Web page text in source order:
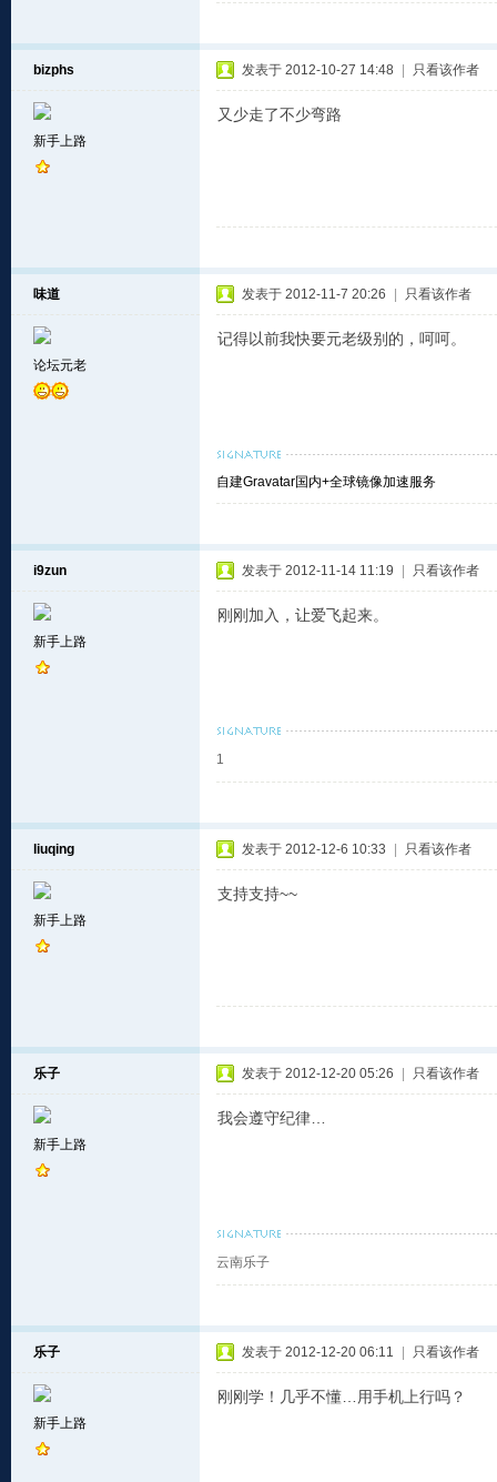
bizphs
新手上路
发表于 2012-10-27 14:48 只看该作者
又少走了不少弯路
味道
论坛元老
发表于 2012-11-7 20:26 只看该作者
记得以前我快要元老级别的，呵呵。
自建Gravatar国内+全球镜像加速服务
i9zun
新手上路
发表于 2012-11-14 11:19 只看该作者
刚刚加入，让爱飞起来。
1
liuqing
新手上路
发表于 2012-12-6 10:33 只看该作者
支持支持~~
乐子
新手上路
发表于 2012-12-20 05:26 只看该作者
我会遵守纪律…
云南乐子
乐子
新手上路
发表于 2012-12-20 06:11 只看该作者
刚刚学！几乎不懂…用手机上行吗？